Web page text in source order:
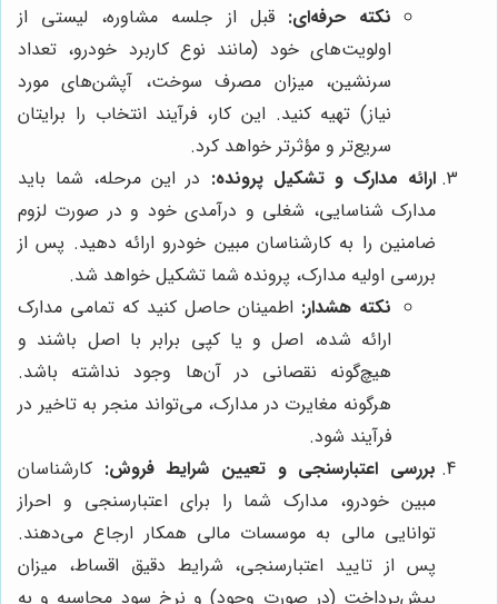
نکته حرفه‌ای: قبل از جلسه مشاوره، لیستی از
اولویت‌های خود (مانند نوع کاربرد خودرو، تعداد
سرنشین، میزان مصرف سوخت، آپشن‌های مورد
نیاز) تهیه کنید. این کار، فرآیند انتخاب را برایتان
سریع‌تر و مؤثرتر خواهد کرد.
ارائه مدارک و تشکیل پرونده: در این مرحله، شما باید
مدارک شناسایی، شغلی و درآمدی خود و در صورت لزوم
ضامنین را به کارشناسان مبین خودرو ارائه دهید. پس از
بررسی اولیه مدارک، پرونده شما تشکیل خواهد شد.
نکته هشدار: اطمینان حاصل کنید که تمامی مدارک
ارائه شده، اصل و یا کپی برابر با اصل باشند و
هیچ‌گونه نقصانی در آن‌ها وجود نداشته باشد.
هرگونه مغایرت در مدارک، می‌تواند منجر به تاخیر در
فرآیند شود.
بررسی اعتبارسنجی و تعیین شرایط فروش: کارشناسان
مبین خودرو، مدارک شما را برای اعتبارسنجی و احراز
توانایی مالی به موسسات مالی همکار ارجاع می‌دهند.
پس از تایید اعتبارسنجی، شرایط دقیق اقساط، میزان
پیش‌پرداخت (در صورت وجود) و نرخ سود محاسبه و به